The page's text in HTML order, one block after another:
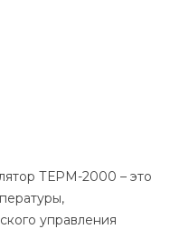
ТЕРМ-2000 – это
управления